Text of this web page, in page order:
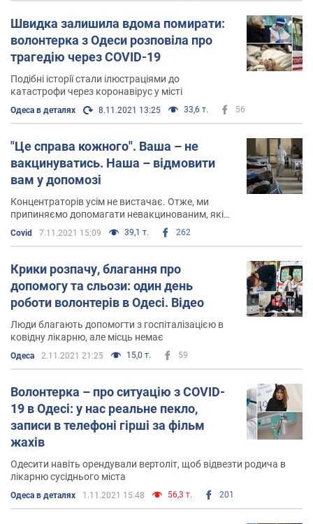
Швидка залишила вдома помирати:
волонтерка з Одеси розповіла про
трагедію через COVID-19
Подібні історії стали ілюстраціями до
катастрофи через коронавірус у місті
Одеса в деталях 8.11.2021 13:25 33,6 т. 56
"Це справа кожного". Ваша – не
вакцинуватись. Наша – відмовити
вам у допомозі
Концентраторів усім не вистачає. Отже, ми
припиняємо допомагати невакцинованим, які
відмовилися допомогти самі собі. Бажаєте прав і
свобод? Будь ласка. Але з правами йде
Covid 7.11.2021 15:09 39,1 т. 262
Крики розпачу, благання про
допомогу та сльози: один день
роботи волонтерів в Одесі. Відео
Люди благають допомогти з госпіталізацією в
ковідну лікарню, але місць немає
Одеса 2.11.2021 21:25 15,0 т. 59
Волонтерка – про ситуацію з COVID-
19 в Одесі: у нас реальне пекло,
записи в телефоні гірші за фільм
жахів
Одесити навіть орендували вертоліт, щоб відвезти родича в
лікарню сусіднього міста
Одеса в деталях 1.11.2021 15:48 56,3 т. 201